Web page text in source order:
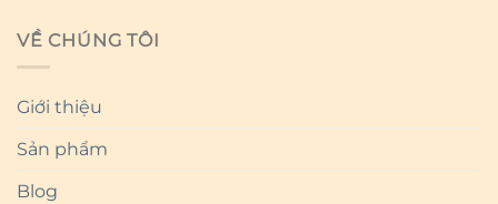
VỀ CHÚNG TÔI
Giới thiệu
Sản phẩm
Blog